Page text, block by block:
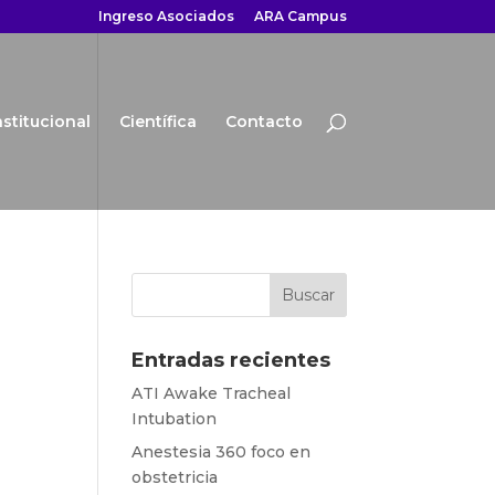
Ingreso Asociados ARA Campus
Científica Contacto
Entradas recientes
ATI Awake Tracheal
Intubation
Anestesia 360 foco en
obstetricia